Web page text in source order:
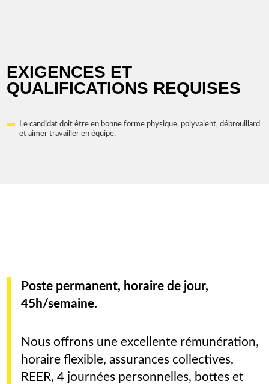
EXIGENCES ET
QUALIFICATIONS REQUISES
Le candidat doit être en bonne forme physique, polyvalent, débrouillard
et aimer travailler en équipe.
Poste permanent, horaire de jour,
45h/semaine.
Nous offrons une excellente rémunération,
horaire flexible, assurances collectives,
REER, 4 journées personnelles, bottes et